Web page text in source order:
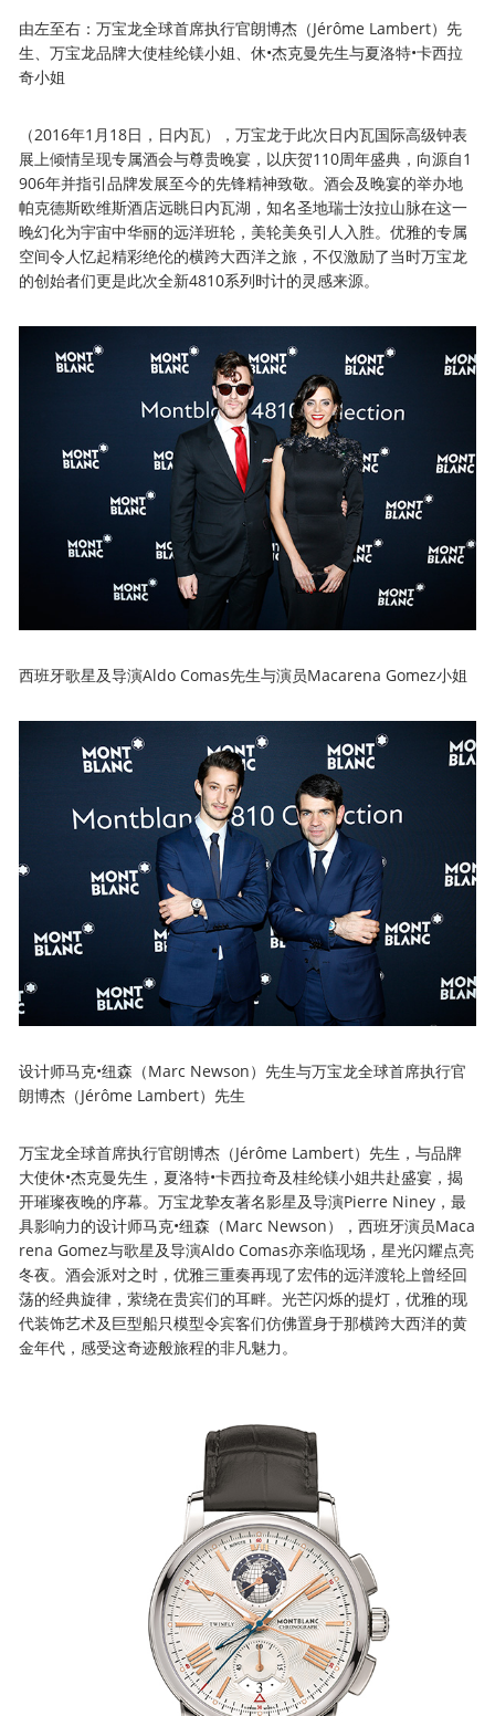
由左至右：万宝龙全球首席执行官朗博杰（Jérôme Lambert）先
生、万宝龙品牌大使桂纶镁小姐、休•杰克曼先生与夏洛特•卡西拉
奇小姐
（2016年1月18日，日内瓦），万宝龙于此次日内瓦国际高级钟表
展上倾情呈现专属酒会与尊贵晚宴，以庆贺110周年盛典，向源自1
906年并指引品牌发展至今的先锋精神致敬。酒会及晚宴的举办地
帕克德斯欧维斯酒店远眺日内瓦湖，知名圣地瑞士汝拉山脉在这一
晚幻化为宇宙中华丽的远洋班轮，美轮美奂引人入胜。优雅的专属
空间令人忆起精彩绝伦的横跨大西洋之旅，不仅激励了当时万宝龙
的创始者们更是此次全新4810系列时计的灵感来源。
西班牙歌星及导演Aldo Comas先生与演员Macarena Gomez小姐
设计师马克•纽森（Marc Newson）先生与万宝龙全球首席执行官
朗博杰（Jérôme Lambert）先生
万宝龙全球首席执行官朗博杰（Jérôme Lambert）先生，与品牌
大使休•杰克曼先生，夏洛特•卡西拉奇及桂纶镁小姐共赴盛宴，揭
开璀璨夜晚的序幕。万宝龙挚友著名影星及导演Pierre Niney，最
具影响力的设计师马克•纽森（Marc Newson），西班牙演员Maca
rena Gomez与歌星及导演Aldo Comas亦亲临现场，星光闪耀点亮
冬夜。酒会派对之时，优雅三重奏再现了宏伟的远洋渡轮上曾经回
荡的经典旋律，萦绕在贵宾们的耳畔。光芒闪烁的提灯，优雅的现
代装饰艺术及巨型船只模型令宾客们仿佛置身于那横跨大西洋的黄
金年代，感受这奇迹般旅程的非凡魅力。